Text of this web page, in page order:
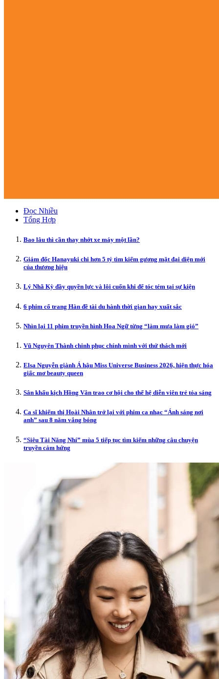
Đọc Nhiều
Tổng Hợp
Bao lâu thì cần thay nhớt xe máy một lần?
Giám đốc Hanayuki chi hơn 5 tỷ tìm kiếm gương mặt đại diện mới
của thương hiệu
Lý Nhã Kỳ đầy quyền lực và lôi cuốn khi để tóc tém tại sự kiện
6 phim cổ trang Hàn đề tài du hành thời gian hay xuất sắc
Nhìn lại 11 phim truyền hình Hoa Ngữ từng “làm mưa làm gió”
Vũ Nguyên Thành chinh phục chính mình với thử thách mới
Elsa Nguyễn giành Á hậu Miss Universe Business 2026, hiện thực hóa
giấc mơ beauty queen
Sân khấu kịch Hồng Vân trao cơ hội cho thế hệ diễn viên trẻ tỏa sáng
Ca sĩ khiếm thị Hoài Nhân trở lại với phim ca nhạc “Ánh sáng nơi
anh” sau 8 năm vắng bóng
“Siêu Tài Năng Nhí” mùa 5 tiếp tục tìm kiếm những câu chuyện
truyền cảm hứng